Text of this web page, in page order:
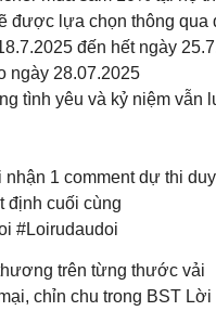
được lựa chọn thông qua
đến hết ngày
ngày 28.07.2025
tình yêu và kỷ niệm
1 comment dự thi
định cuối cùng
#Loirudaudoi
trên từng thước vải
chỉn chu trong BST